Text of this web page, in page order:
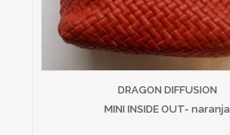
DRAGON DIFFUSION
MINI INSIDE OUT- naranja